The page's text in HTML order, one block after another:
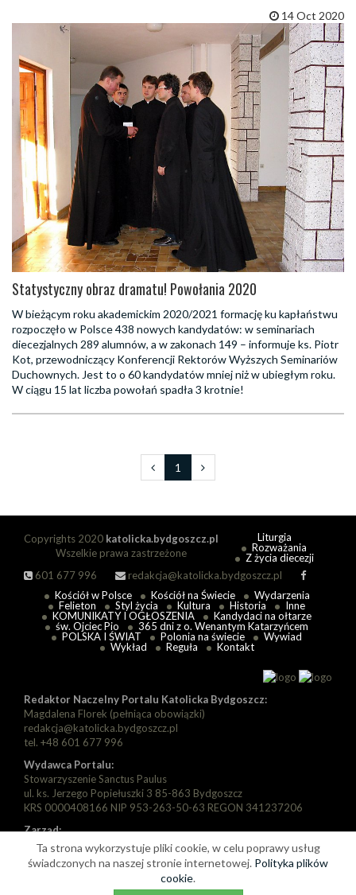
14 Oct 2020
Statystyczny obraz dramatu! Powołania 2020
W bieżącym roku akademickim 2020/2021 formację ku kapłaństwu
rozpoczęło w Polsce 438 nowych kandydatów: w seminariach
diecezjalnych 289 alumnów, a w zakonach 149 – informuje ks. Piotr
Kot, przewodniczący Konferencji Rektorów Wyższych Seminariów
Duchownych. Jest to o 60 kandydatów mniej niż w ubiegłym roku.
W ciągu 15 lat liczba powołań spadła 3 krotnie!
1
Copyrights 2020 katolicka.bydgoszcz.pl
Wszelkie prawa zastrzeżone
601 677 996
redakcja@katolicka.bydgoszcz.pl
Liturgia
Rozważania
Z życia diecezji
Kościół w Polsce Kościół na Świecie
Wydarzenia
Felieton
Styl życia Kultura Historia
Inne
KOMUNIKATY I OGŁOSZENIA
Kandydaci na ołtarze
św. Ojciec Pio
365 dni z o. Wenantym Katarzyńcem
POLSKA I ŚWIAT
Polonia na świecie
Wywiad
Wykład
Reguła Kontakt
Redaktor Naczelny Portalu Katolicka Bydgoszcz:
Magdalena Florek (pełniąca obowiązki)
redakcja@katolicka.bydgoszcz.pl
tel. +48 601 677 996
Wydawca Portalu:
Stowarzyszenie Sanctus Paulus
ul. ks. Jerzego Popiełuszki 3 85-863 Bydgoszcz
KRS 0000408166 NIP 953-263-50-63 REGON 341237206
Zarząd:
Prezes: Piotr Florek
Wiceprezes: Paweł Szarapka
Wiceprezes: Michał Jędryka
Ta strona wykorzystuje pliki cookie, w celu poprawy usług
świadczonych na naszej stronie internetowej. Polityka plików
cookie.